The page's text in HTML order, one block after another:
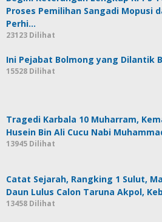
Proses Pemilihan Sangadi Mopusi
Perhi…
23123 Dilihat
Ini Pejabat Bolmong yang Dilantik
15528 Dilihat
Tragedi Karbala 10 Muharram,
Husein Bin Ali Cucu Nabi
13945 Dilihat
Catat Sejarah, Rangking 1 Sulut,
Daun Lulus Calon Taruna Akpol,
13458 Dilihat